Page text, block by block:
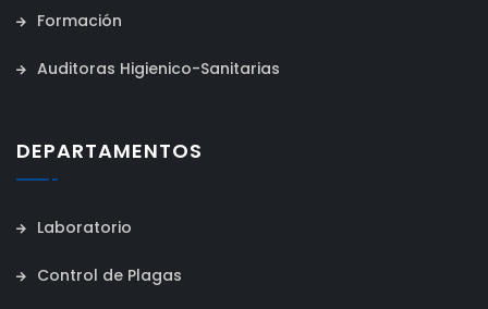
Formación
Auditoras Higienico-Sanitarias
DEPARTAMENTOS
Laboratorio
Control de Plagas